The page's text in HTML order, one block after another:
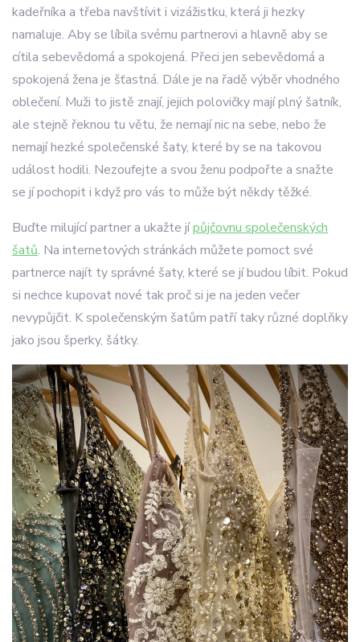
kadeřníka a třeba navštívit i vizážistku, která ji hezky
namaluje. Aby se líbila svému partnerovi a hlavně aby se
cítila sebevědomá a spokojená. Přeci jen sebevědomá a
spokojená žena je šťastná. Dále je na řadě výběr vhodného
oblečení. Muži to jistě znají, jejich polovičky mají plný šatník,
ale stejně řeknou tu větu, že nemají nic na sebe, nebo že
nemají hezké společenské šaty, které by se na takovou
událost hodili. Nezoufejte a svou ženu podpořte a snažte
se jí pochopit i když pro vás to může být někdy těžké.
Buďte milující partner a ukažte jípůjčovnu společenských
šatů. Na internetových stránkách můžete pomoct své
partnerce najít ty správné šaty, které se jí budou líbit. Pokud
si nechce kupovat nové tak proč si je na jeden večer
nevypůjčit. K společenským šatům patří taky různé doplňky
jako jsou šperky, šátky.